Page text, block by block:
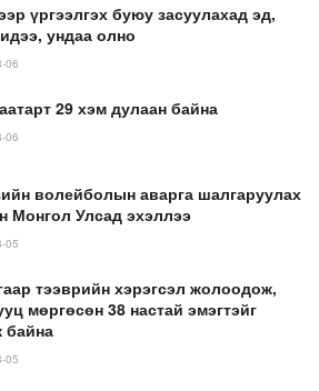
үргээлгэх буюу засуулахад эд,
ундаа олно
06
29 хэм дулаан байна
06
волейболын аварга шалгаруулах
Монгол Улсад эхэллээ
05
тээврийн хэрэгсэл жолоодож,
мөргөсөн 38 настай эмэгтэйг
байна
05